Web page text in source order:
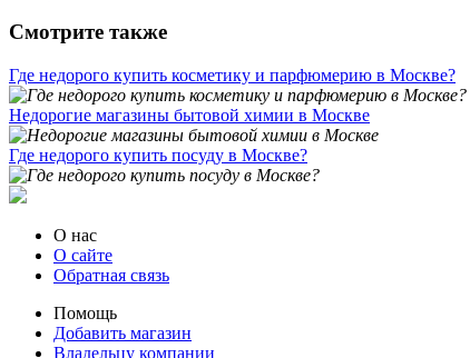
Смотрите также
Где недорого купить косметику и парфюмерию в Москве?
Недорогие магазины бытовой химии в Москве
Где недорого купить посуду в Москве?
О нас
О сайте
Обратная связь
Помощь
Добавить магазин
Владельцу компании